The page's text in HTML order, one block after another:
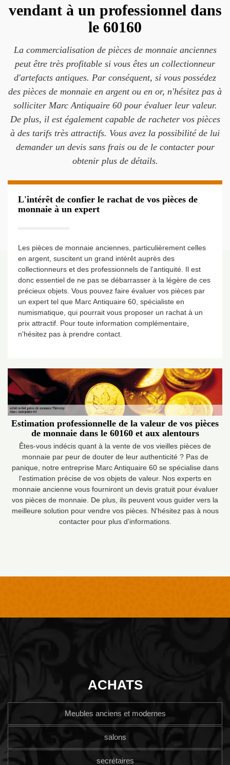
vendant à un professionnel dans
le 60160
La commercialisation de pièces de monnaie anciennes
peut être très profitable si vous êtes un collectionneur
d'artefacts antiques. Par conséquent, si vous possédez
des pièces de monnaie en argent ou en or, n'hésitez pas à
solliciter Marc Antiquaire 60 pour évaluer leur valeur.
De plus, il est également capable de racheter vos pièces
à des tarifs très attractifs. Vous avez la possibilité de lui
demander un devis sans frais ou de le contacter pour
obtenir plus de détails.
L'intérêt de confier le rachat de vos pièces de
monnaie à un expert
Les pièces de monnaie anciennes, particulièrement celles
en argent, suscitent un grand intérêt auprès des
collectionneurs et des professionnels de l'antiquité. Il est
donc essentiel de ne pas se débarrasser à la légère de ces
précieux objets. Vous pouvez faire évaluer vos pièces par
un expert tel que Marc Antiquaire 60, spécialiste en
numismatique, qui pourrait vous proposer un rachat à un
prix attractif. Pour toute information complémentaire,
n'hésitez pas à prendre contact.
Estimation professionnelle de la valeur de vos pièces
de monnaie dans le 60160 et aux alentours
Êtes-vous indécis quant à la vente de vos vieilles pièces de
monnaie par peur de douter de leur authenticité ? Pas de
panique, notre entreprise Marc Antiquaire 60 se spécialise dans
l'estimation précise de vos objets de valeur. Nos experts en
monnaie ancienne vous fourniront un devis gratuit pour évaluer
vos pièces de monnaie. De plus, ils peuvent vous guider vers la
meilleure solution pour vendre vos pièces. N'hésitez pas à nous
contacter pour plus d'informations.
ACHATS
Meubles anciens et modernes
salons
secrétaires